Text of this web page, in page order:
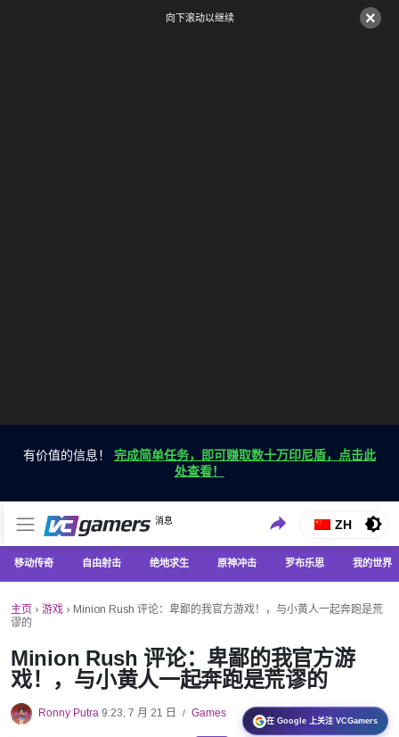
×
向下滚动以继续
有价值的信息！ 完成简单任务，即可赚取数十万印尼盾，点击此
处查看！
VC游戏新闻
消息
仅在 VCGamers 获取最新的游戏新闻
ZH
移动传奇 自由射击 绝地求生 原神冲击 罗布乐思 我的世界
主页 › 游戏 › Minion Rush 评论：卑鄙的我官方游戏！，与小黄人一起奔跑是荒
谬的
Minion Rush 评论：卑鄙的我官方游
戏！，与小黄人一起奔跑是荒谬的
Ronny Putra 9:23, 7 月 21 日 / Games
在 Google 上关注 VCGamers